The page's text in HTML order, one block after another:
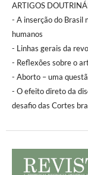
ARTIGOS
- A inserção do Brasil
humanos
- Linhas gerais da
- Reflexões sobre o
- Aborto – uma
- O efeito direto da
desafio das Cortes